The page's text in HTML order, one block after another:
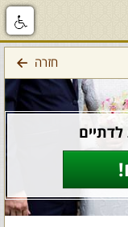
חזרה
לדתיים